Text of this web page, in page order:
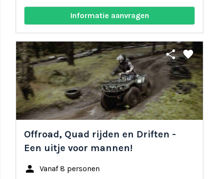
Informatie aanvragen
share favorite
Offroad, Quad rijden en Driften -
Een uitje voor mannen!
person Vanaf 8 personen